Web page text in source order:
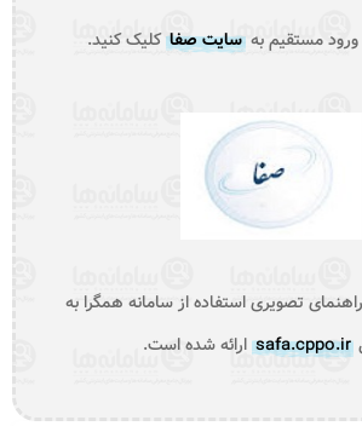
ورود مستقیم بهسایت صفاکلیک کنید.
تصویری استفاده از سامانه همگرا به
safa.cppo.ir ارائه شده است.